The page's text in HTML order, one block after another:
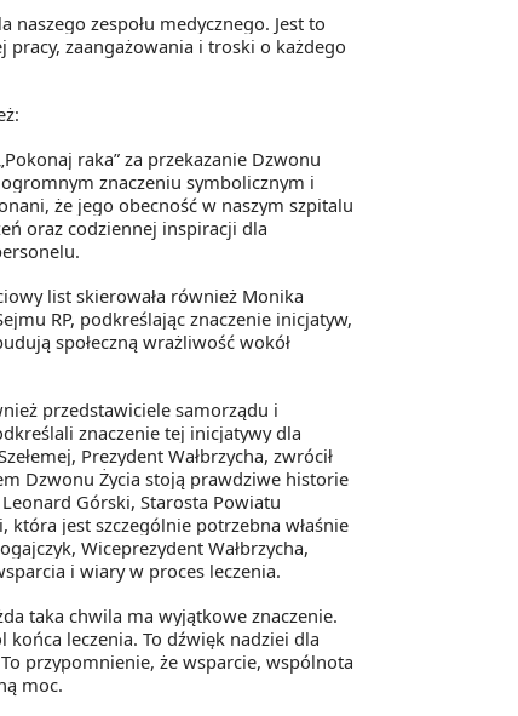
naszego zespołu medycznego. Jest to
pracy, zaangażowania i troski o każdego
raka” za przekazanie Dzwonu
znaczeniu symbolicznym i
że jego obecność w naszym szpitalu
oraz codziennej inspiracji dla
list skierowała również Monika
RP, podkreślając znaczenie inicjatyw,
społeczną wrażliwość wokół
przedstawiciele samorządu i
znaczenie tej inicjatywy dla
Prezydent Wałbrzycha, zwrócił
Dzwonu Życia stoją prawdziwe historie
Górski, Starosta Powiatu
która jest szczególnie potrzebna właśnie
Wiceprezydent Wałbrzycha,
i wiary w proces leczenia.
taka chwila ma wyjątkowe znaczenie.
leczenia. To dźwięk nadziei dla
przypomnienie, że wsparcie, wspólnota
moc.